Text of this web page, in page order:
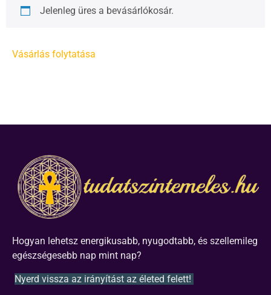
Jelenleg üres a bevásárlókosár.
Vásárlás folytatása
Hogyan lehetsz energikusabb, nyugodtabb, és szellemileg
egészségesebb nap mint nap?
Nyerd vissza az irányítást az életed felett!